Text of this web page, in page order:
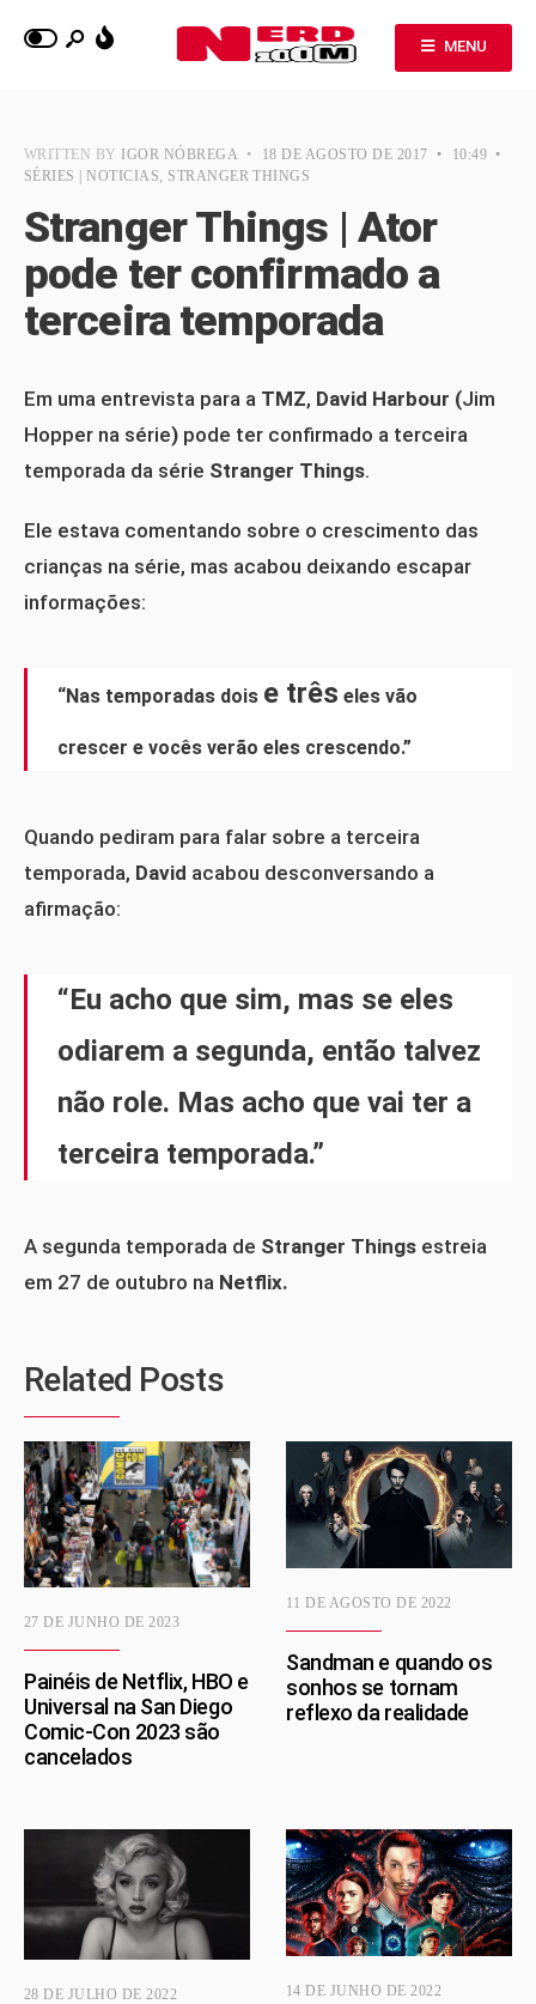
MENU
WRITTEN BY IGOR NÓBREGA • 18 DE AGOSTO DE 2017 • 10:49 •
SÉRIES | NOTICIAS, STRANGER THINGS
Stranger Things | Ator
pode ter confirmado a
terceira temporada
Em uma entrevista para a TMZ, David Harbour (Jim
Hopper na série) pode ter confirmado a terceira
temporada da série Stranger Things.
Ele estava comentando sobre o crescimento das
crianças na série, mas acabou deixando escapar
informações:
“Nas temporadas dois e três eles vão
crescer e vocês verão eles crescendo.”
Quando pediram para falar sobre a terceira
temporada, David acabou desconversando a
afirmação:
“Eu acho que sim, mas se eles
odiarem a segunda, então talvez
não role. Mas acho que vai ter a
terceira temporada.”
A segunda temporada de Stranger Things estreia
em 27 de outubro na Netflix.
Related Posts
27 DE JUNHO DE 2023
Painéis de Netflix, HBO e
Universal na San Diego
Comic-Con 2023 são
cancelados
11 DE AGOSTO DE 2022
Sandman e quando os
sonhos se tornam
reflexo da realidade
28 DE JULHO DE 2022 14 DE JUNHO DE 2022